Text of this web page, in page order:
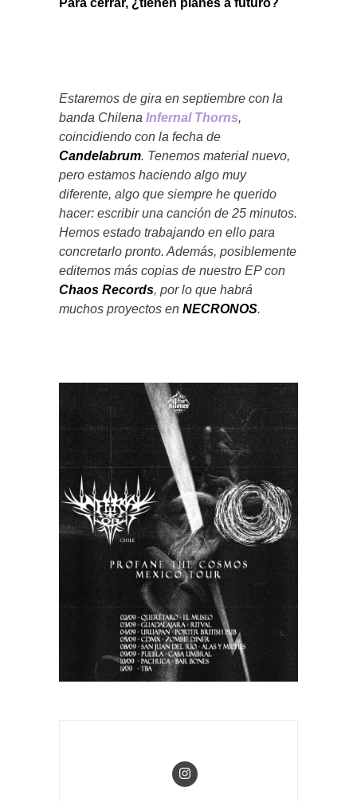
Estaremos de gira en septiembre con la
banda Chilena Infernal Thorns,
coincidiendo con la fecha de
Candelabrum. Tenemos material nuevo,
pero estamos haciendo algo muy
diferente, algo que siempre he querido
hacer: escribir una canción de 25 minutos.
Hemos estado trabajando en ello para
concretarlo pronto. Además, posiblemente
editemos más copias de nuestro EP con
Chaos Records, por lo que habrá
muchos proyectos en NECRONOS.